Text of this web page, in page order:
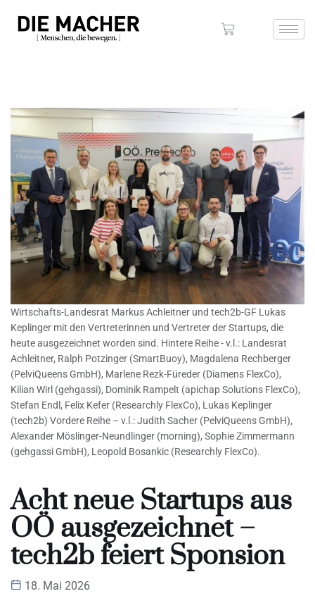
Wirtschafts-Landesrat Markus Achleitner und tech2b-GF Lukas
Keplinger mit den Vertreterinnen und Vertreter der Startups, die
heute ausgezeichnet worden sind. Hintere Reihe - v.l.: Landesrat
Achleitner, Ralph Potzinger (SmartBuoy), Magdalena Rechberger
(PelviQueens GmbH), Marlene Rezk-Füreder (Diamens FlexCo),
Kilian Wirl (gehgassi), Dominik Rampelt (apichap Solutions FlexCo),
Stefan Endl, Felix Kefer (Researchly FlexCo), Lukas Keplinger
(tech2b) Vordere Reihe – v.l.: Judith Sacher (PelviQueens GmbH),
Alexander Möslinger-Neundlinger (morning), Sophie Zimmermann
(gehgassi GmbH), Leopold Bosankic (Researchly FlexCo).
Acht neue Startups aus
OÖ ausgezeichnet –
tech2b feiert Sponsion
18. Mai 2026